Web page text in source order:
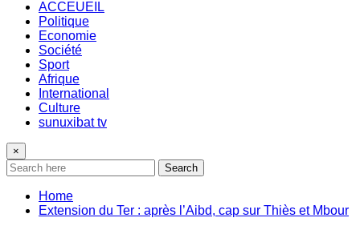
ACCEUEIL
Politique
Economie
Société
Sport
Afrique
International
Culture
sunuxibat tv
×
Search
Home
Extension du Ter : après l’Aibd, cap sur Thiès et Mbour